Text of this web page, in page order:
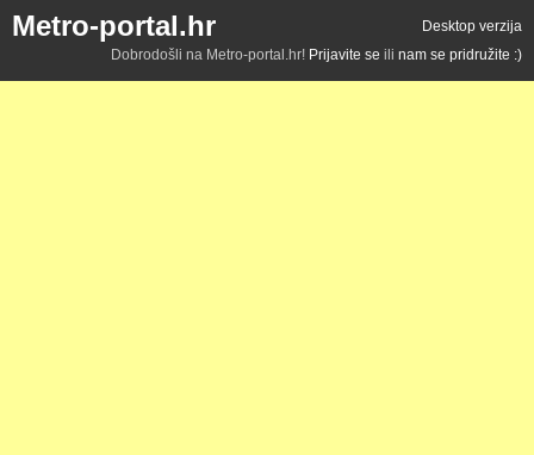
Metro-portal.hr
Desktop verzija
Dobrodošli na Metro-portal.hr! Prijavite se ili nam se pridružite :)